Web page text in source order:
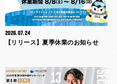
2026.07.24
【リリース】夏季休業のお知らせ